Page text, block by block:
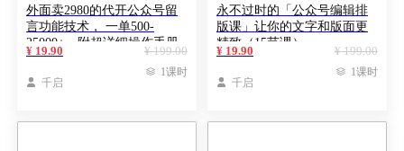
外面卖2980的代开公众号留
言功能技术， 一单500-
25000+，附超详细操作手册
¥ 199.00
¥ 19.90
 千启
 1课时
永不过时的「公众号编辑排
版课」让你的文字和版面更
精致（15节课）
¥ 199.00
¥ 19.90
 千启
 1课时